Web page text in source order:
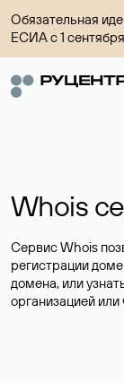
Обязательная
ЕСИА с 1
Whois
Сервис Whois
регистрации
домена, или
организацией